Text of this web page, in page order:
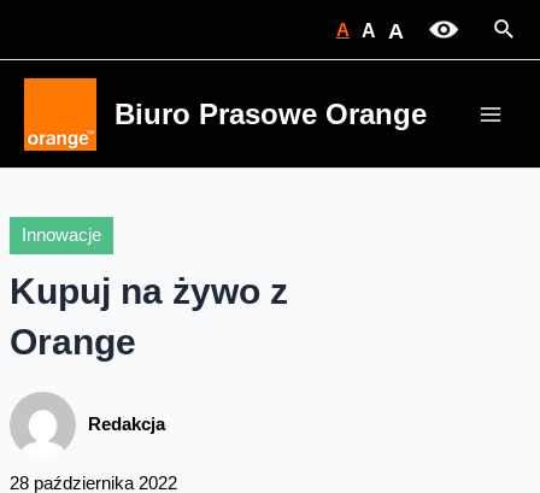
A A A
Biuro Prasowe Orange
Innowacje
Kupuj na żywo z
Orange
Redakcja
28 października 2022